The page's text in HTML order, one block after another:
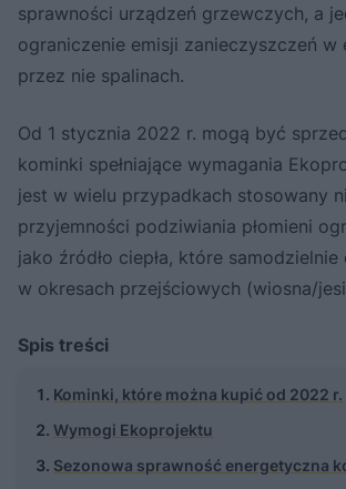
sprawności urządzeń grzewczych, a
ograniczenie emisji zanieczyszczeń w
przez nie spalinach.
Od 1 stycznia 2022 r. mogą być
kominki spełniające wymagania
jest w wielu przypadkach stosowany
przyjemności podziwiania płomieni
jako źródło ciepła, które
w okresach przejściowych (wiosna/
Spis treści
Kominki, które można kupić od 2022 r.
Wymogi Ekoprojektu
Sezonowa sprawność energetyczna